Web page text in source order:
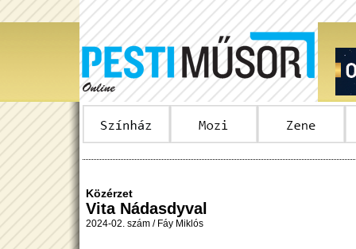
Közérzet
Vita Nádasdyval
2024-02. szám / Fáy Miklós